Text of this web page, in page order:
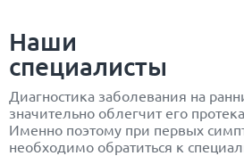
Наши
специалисты
Диагностика заболевания на
значительно облегчит его
Именно поэтому при первых
необходимо обратиться к